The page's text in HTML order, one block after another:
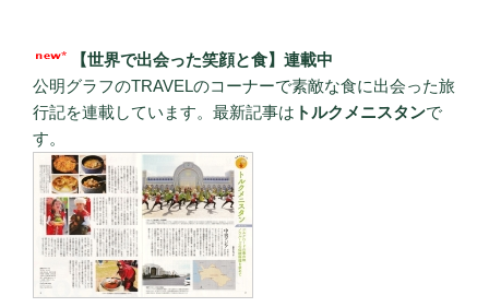
【世界で出会った笑顔と食】連載中
公明グラフのTRAVELのコーナーで素敵な食に出会った旅
行記を連載しています。最新記事は トルクメニスタンで
す。